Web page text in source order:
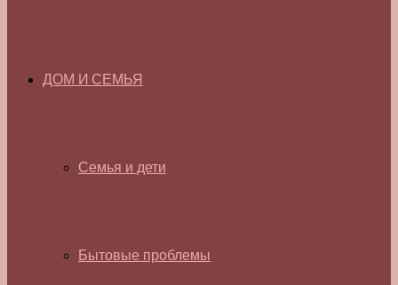
ДОМ И СЕМЬЯ
Семья и дети
Бытовые проблемы